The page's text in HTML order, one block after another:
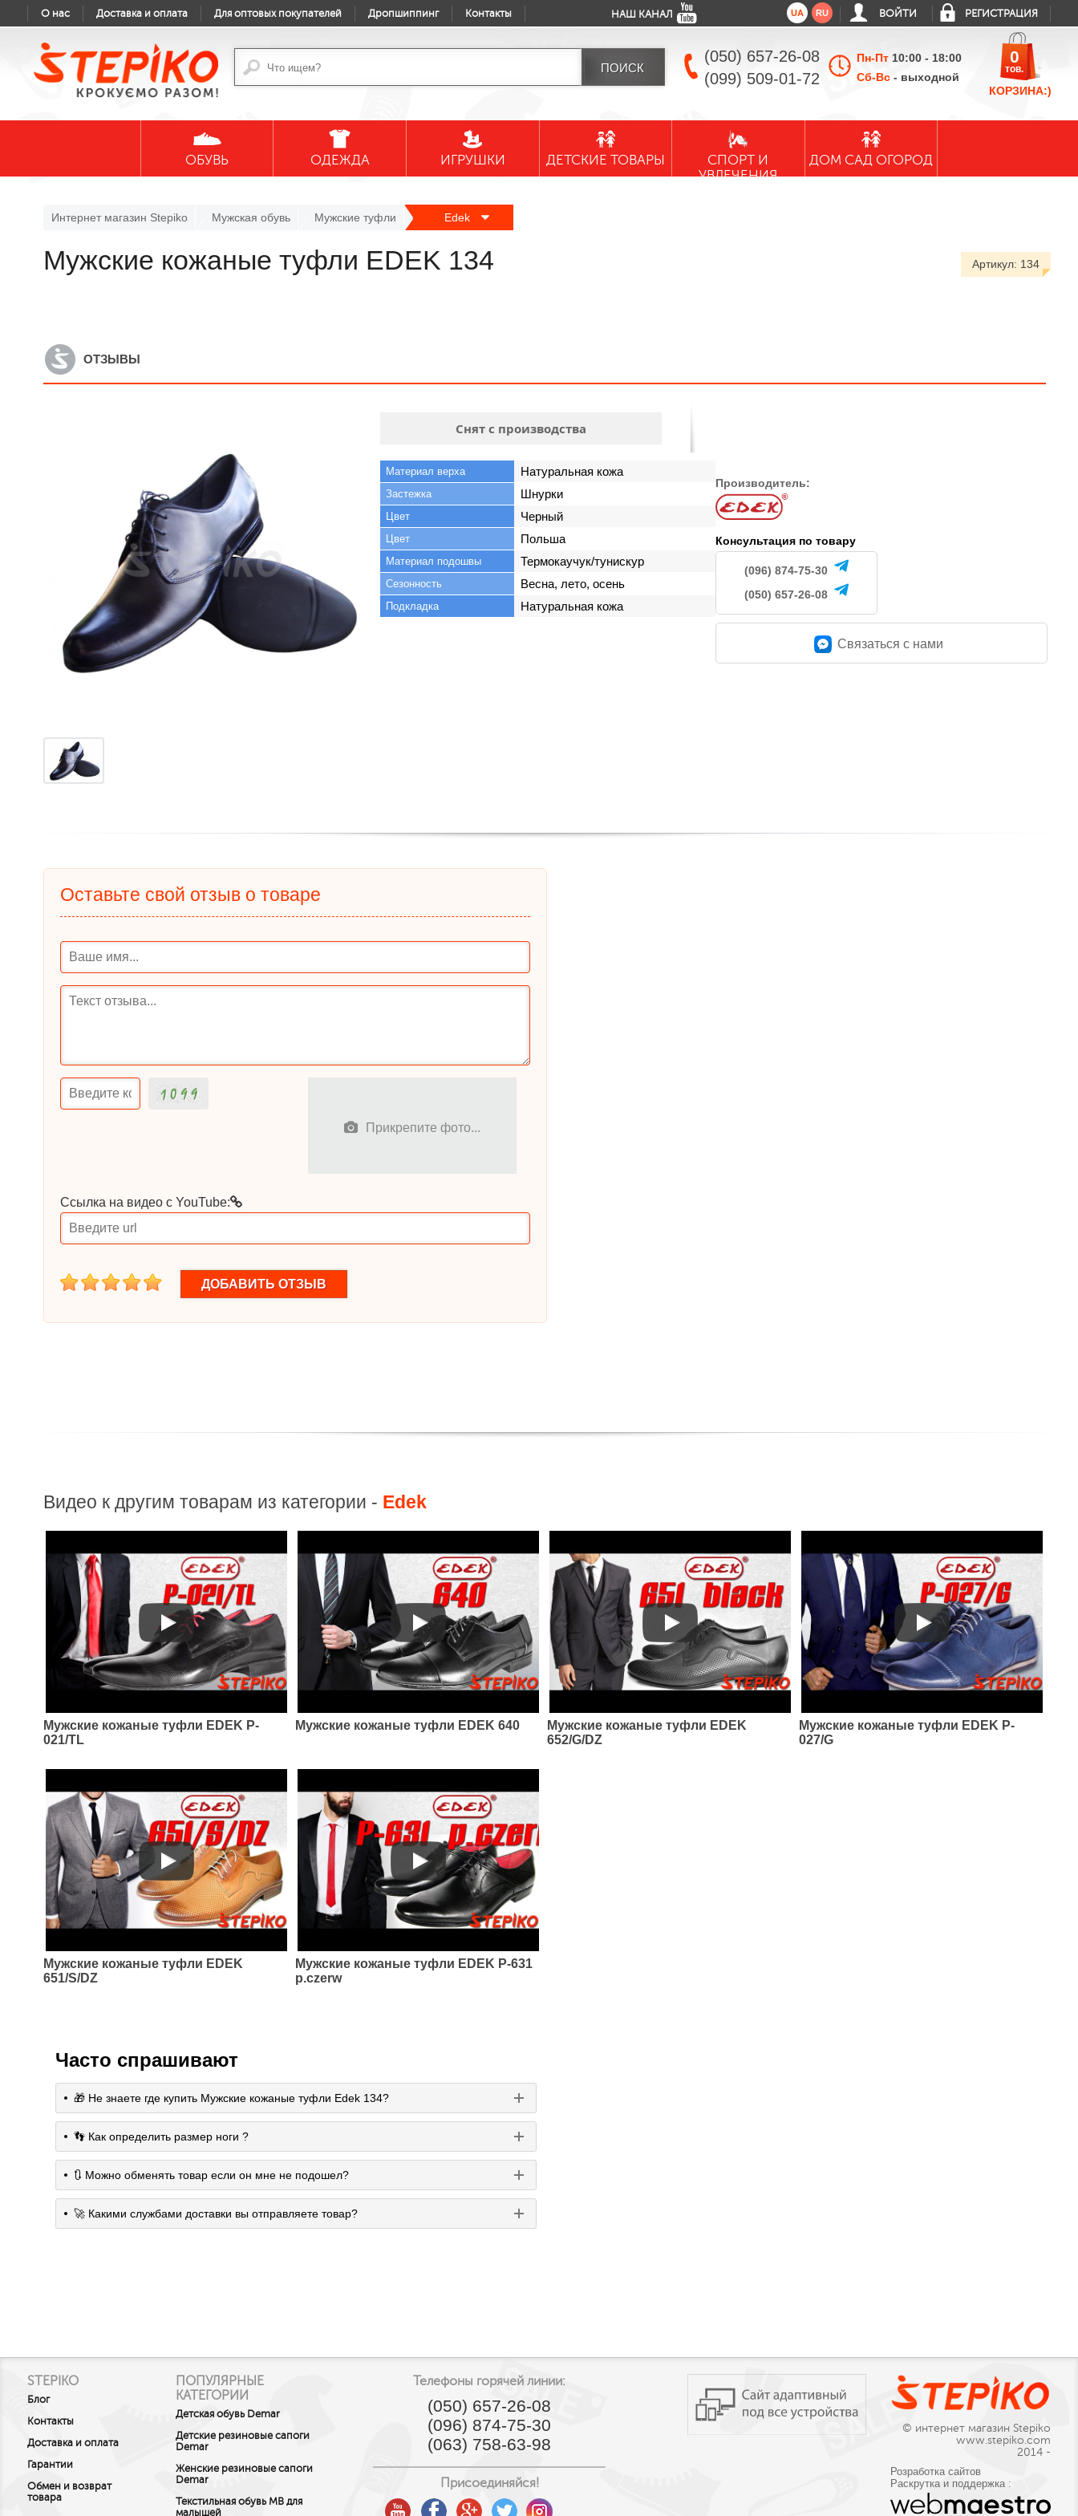
О нас Доставка и оплата Для оптовых покупателей Дропшиппинг Контакты НАШ КАНАЛ UA RU ВОЙТИ РЕГИСТРАЦИЯ
(050) 657-26-08
(099) 509-01-72
Пн-Пт 10:00 - 18:00
Сб-Вс - выходной
КОРЗИНА:)
0
тов.
ОБУВЬ ОДЕЖДА ИГРУШКИ ДЕТСКИЕ ТОВАРЫ
СПОРТ И
УВЛЕЧЕНИЯ
ДОМ САД ОГОРОД
Интернет магазин Stepiko Мужская обувь Мужские туфли Edek
Мужские кожаные туфли EDEK 134 Артикул: 134
ОТЗЫВЫ
Снят с производства
Материал верха Натуральная кожа
Застежка Шнурки
Цвет Черный
Цвет Польша
Материал подошвы Термокаучук/тунискур
Сезонность Весна, лето, осень
Подкладка Натуральная кожа
Производитель:
Консультация по товару
(096) 874-75-30
(050) 657-26-08
Связаться c нами
Оставьте свой отзыв о товаре
Прикрепите фото...
Ссылка на видео с YouTube:
1 2 3 4 5
Видео к другим товарам из категории - Edek
Мужские кожаные туфли EDEK P-
021/TL
Мужские кожаные туфли EDEK 640
Мужские кожаные туфли EDEK
652/G/DZ
Мужские кожаные туфли EDEK P-
027/G
Мужские кожаные туфли EDEK
651/S/DZ
Мужские кожаные туфли EDEK P-631
p.czerw
Часто спрашивают
🎁 Не знаете где купить Мужские кожаные туфли Edek 134?
👣 Как определить размер ноги ?
🔃 Можно обменять товар если он мне не подошел?
🚀 Какими службами доставки вы отправляете товар?
STEPIKO
Блог
Контакты
Доставка и оплата
Гарантии
Обмен и возврат
товара
ПОПУЛЯРНЫЕ
КАТЕГОРИИ
Детская обувь Demar
Детские резиновые сапоги
Demar
Женские резиновые сапоги
Demar
Текстильная обувь MB для
малышей
Телефоны горячей линии:
(050) 657-26-08
(096) 874-75-30
(063) 758-63-98
Присоединяйся!
youtubefacebookgoogletwitterinstagram
© интернет магазин Stepiko
www.stepiko.com
2014 -
Розработка сайтов
Раскрутка и поддержка :